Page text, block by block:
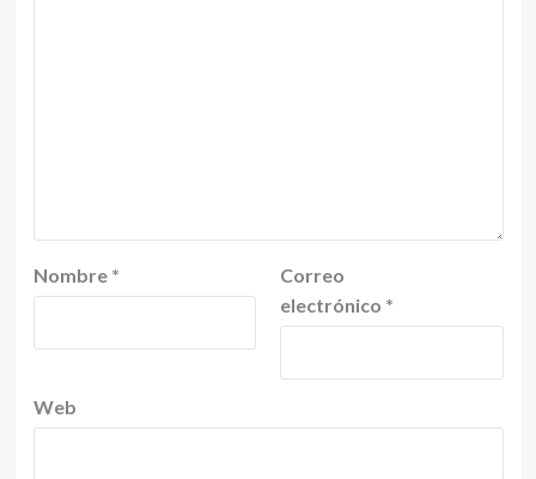
Nombre *
Correo
electrónico *
Web